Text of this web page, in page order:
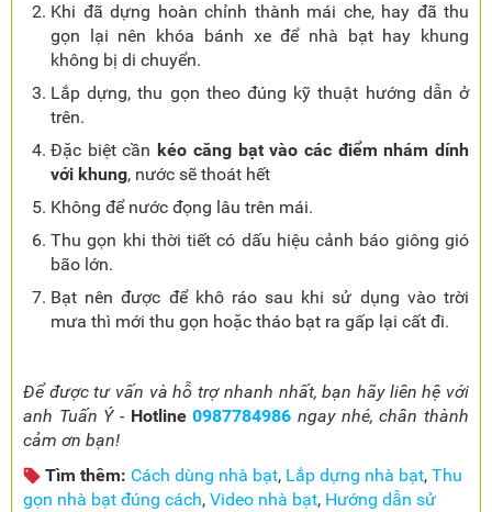
Khi đã dựng hoàn chỉnh thành mái che, hay đã thu
gọn lại nên khóa bánh xe để nhà bạt hay khung
không bị di chuyển.
Lắp dựng, thu gọn theo đúng kỹ thuật hướng dẫn ở
trên.
Đặc biệt cần kéo căng bạt vào các điểm nhám dính
với khung, nước sẽ thoát hết
Không để nước đọng lâu trên mái.
Thu gọn khi thời tiết có dấu hiệu cảnh báo giông gió
bão lớn.
Bạt nên được để khô ráo sau khi sử dụng vào trời
mưa thì mới thu gọn hoặc tháo bạt ra gấp lại cất đi.
Để được tư vấn và hỗ trợ nhanh nhất, bạn hãy liên hệ với
anh Tuấn Ý - Hotline0987784986 ngay nhé, chân thành
cảm ơn bạn!
Tìm thêm: Cách dùng nhà bạt, Lắp dựng nhà bạt, Thu
gọn nhà bạt đúng cách, Video nhà bạt, Hướng dẫn sử